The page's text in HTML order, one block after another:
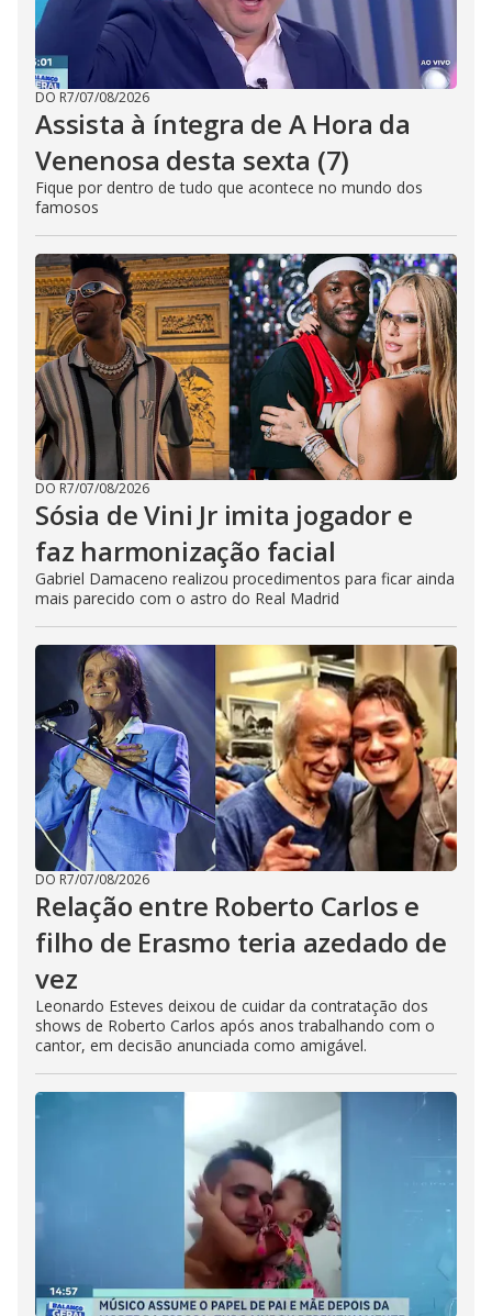
DO R7/07/08/2026
Assista à íntegra de A Hora da
Venenosa desta sexta (7)
Fique por dentro de tudo que acontece no mundo dos
famosos
DO R7/07/08/2026
Sósia de Vini Jr imita jogador e
faz harmonização facial
Gabriel Damaceno realizou procedimentos para ficar ainda
mais parecido com o astro do Real Madrid
DO R7/07/08/2026
Relação entre Roberto Carlos e
filho de Erasmo teria azedado de
vez
Leonardo Esteves deixou de cuidar da contratação dos
shows de Roberto Carlos após anos trabalhando com o
cantor, em decisão anunciada como amigável.